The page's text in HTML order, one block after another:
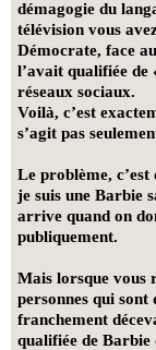
démagogie du
télévision vous
Démocrate, face
l’avait qualifiée de
réseaux sociaux.
Voilà, c’est
s’agit pas
Le problème,
je suis une Barbie
arrive quand on
publiquement.
Mais lorsque vous
personnes qui sont
franchement
qualifiée de Barbie